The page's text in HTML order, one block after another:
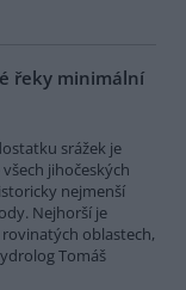
řeky minimální
srážek je
jihočeských
nejmenší
Nejhorší je
rovinatých oblastech,
Tomáš